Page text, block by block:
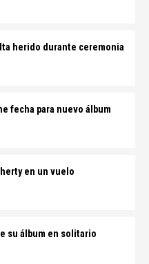
herido durante ceremonia
fecha para nuevo álbum
en un vuelo
su álbum en solitario